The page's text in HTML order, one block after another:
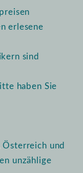
erlesene
sind
haben Sie
und
unzählige